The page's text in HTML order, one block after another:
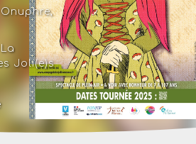
Joli(e)s